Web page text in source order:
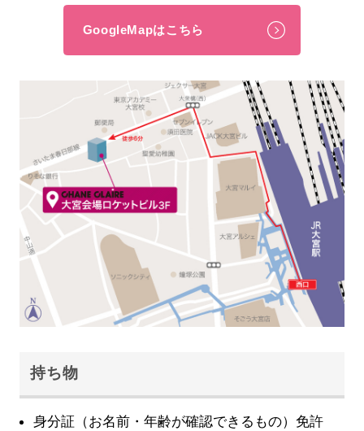
GoogleMapはこちら
持ち物
身分証（お名前・年齢が確認できるもの）免許